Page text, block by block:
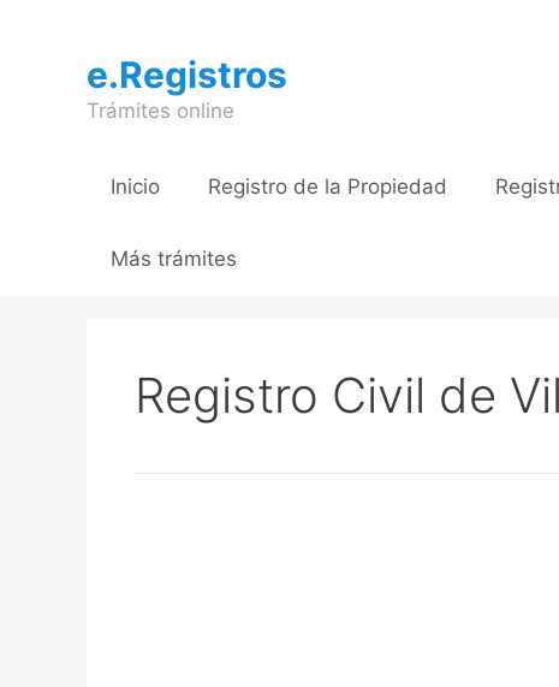
contenidoe.Registros
Trámites online
Inicio Registro de la Propiedad
Más trámites
Registro Civil de